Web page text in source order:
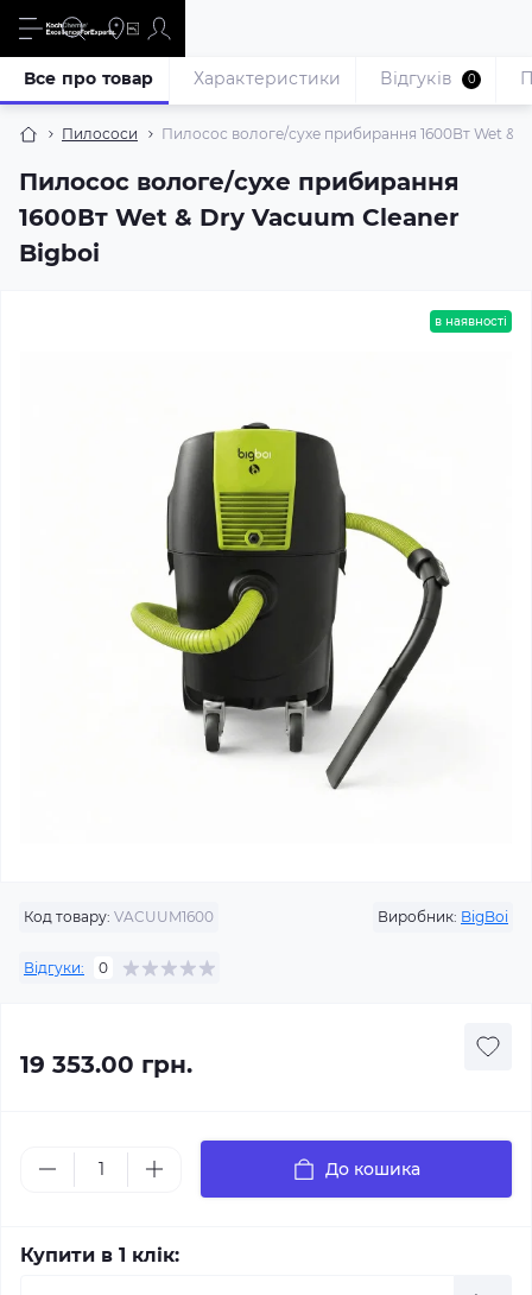
Пилососи Пилосос вологе/сухе прибирання 1600Вт Wet &
Пилосос вологе/сухе прибирання
1600Вт Wet & Dry Vacuum Cleaner
Bigboi
Все про товар Характеристики Відгуків 0
в наявності
Код товару: VACUUM1600 Виробник: BigBoi
Відгуки: 0
19 353.00 грн.
До кошика
Купити в 1 клік: